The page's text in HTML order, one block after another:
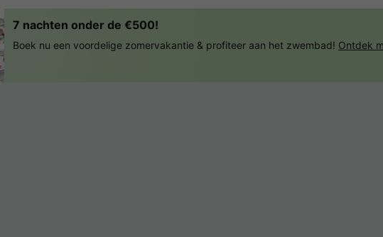
7 nachten onder de €500!
Boek nu een voordelige zomervakantie & profiteer aan het zwembad! Ontdek